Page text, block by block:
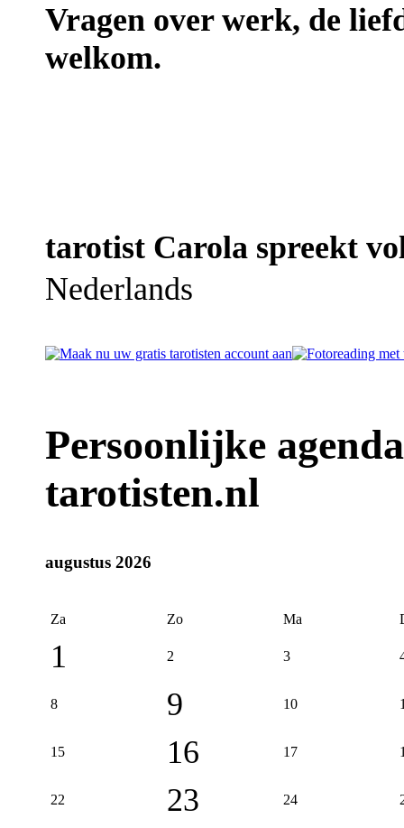
Vragen over werk, de
welkom.
tarotist Carola spreekt
Nederlands
Persoonlijke
tarotisten.nl
augustus 2026
Za Zo Ma
1 2 3
8 9 10
15 16 17
22 23 24